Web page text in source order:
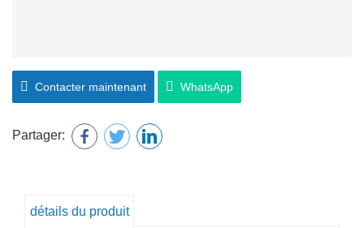
Contacter maintenant WhatsApp
Partager:
détails du produit